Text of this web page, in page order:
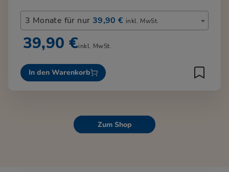
3 Monate für nur 39,90 € inkl. MwSt.
39,90 €inkl. MwSt.
In den Warenkorb
Zum Shop